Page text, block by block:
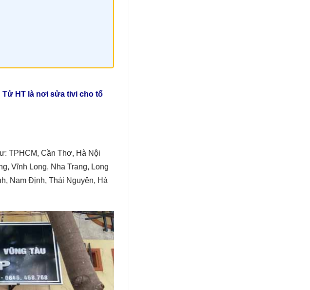
Tử HT là nơi sửa tivi cho tổ
TPHCM, Cần Thơ, Hà Nội
Vĩnh Long, Nha Trang, Long
Nam Định, Thái Nguyên, Hà